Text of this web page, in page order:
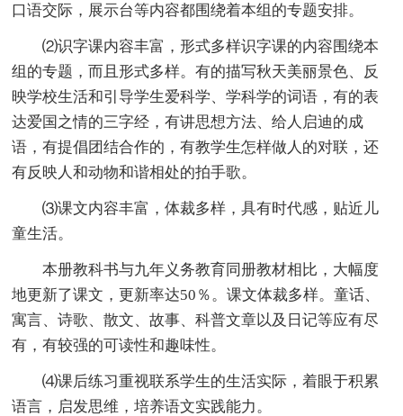
口语交际，展示台等内容都围绕着本组的专题安排。
⑵识字课内容丰富，形式多样识字课的内容围绕本
组的专题，而且形式多样。有的描写秋天美丽景色、反
映学校生活和引导学生爱科学、学科学的词语，有的表
达爱国之情的三字经，有讲思想方法、给人启迪的成
语，有提倡团结合作的，有教学生怎样做人的对联，还
有反映人和动物和谐相处的拍手歌。
⑶课文内容丰富，体裁多样，具有时代感，贴近儿
童生活。
本册教科书与九年义务教育同册教材相比，大幅度
地更新了课文，更新率达50％。课文体裁多样。童话、
寓言、诗歌、散文、故事、科普文章以及日记等应有尽
有，有较强的可读性和趣味性。
⑷课后练习重视联系学生的生活实际，着眼于积累
语言，启发思维，培养语文实践能力。